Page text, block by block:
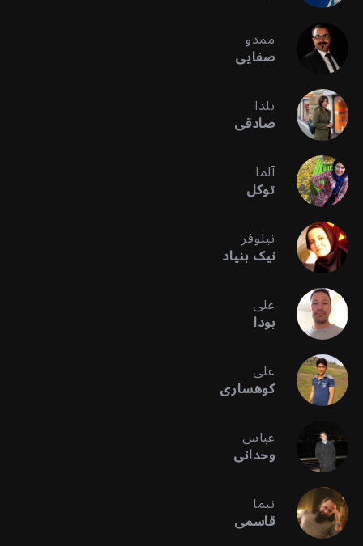
ممدو
صفایی
یلدا
صادقی
آلما
توکل
نیلوفر
نیک بنیاد
علی
بودا
علی
کوهساری
عباس
وحدانی
نیما
قاسمی